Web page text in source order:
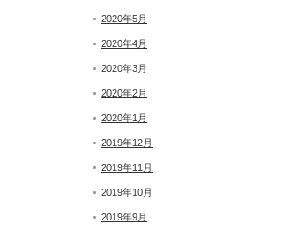
2020年5月
2020年4月
2020年3月
2020年2月
2020年1月
2019年12月
2019年11月
2019年10月
2019年9月